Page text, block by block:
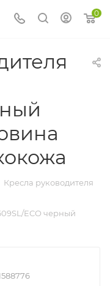
0
Кресла руководителя
ECO черный